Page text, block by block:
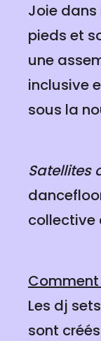
Joie dans
pieds et
une
inclusive
sous la
Satellites
collective
Les dj
sont